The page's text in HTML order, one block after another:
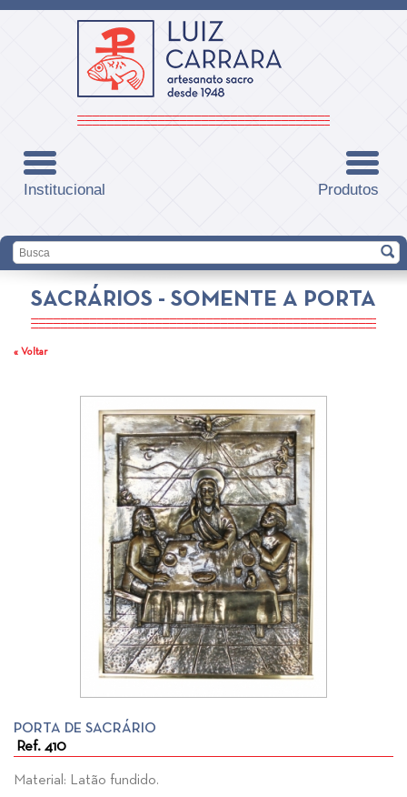
Institucional Produtos
SACRÁRIOS - SOMENTE A PORTA
« Voltar
PORTA DE SACRÁRIO
Ref. 410
Material: Latão fundido.